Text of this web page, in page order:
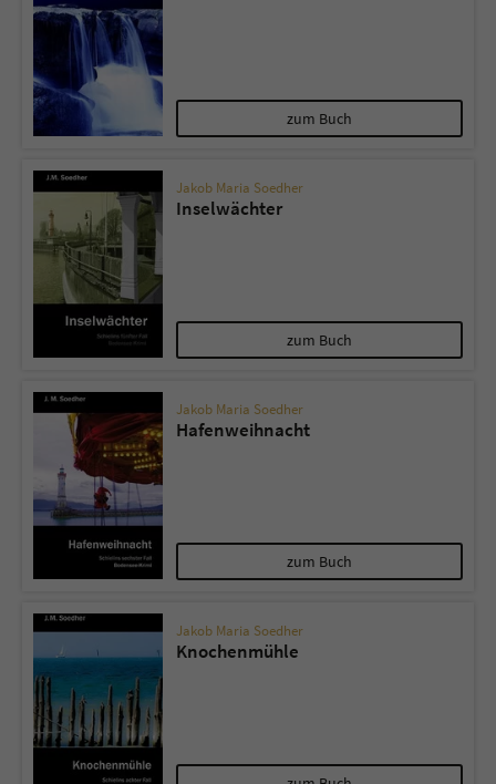
zum Buch
Jakob Maria Soedher
Inselwächter
zum Buch
Jakob Maria Soedher
Hafenweihnacht
zum Buch
Jakob Maria Soedher
Knochenmühle